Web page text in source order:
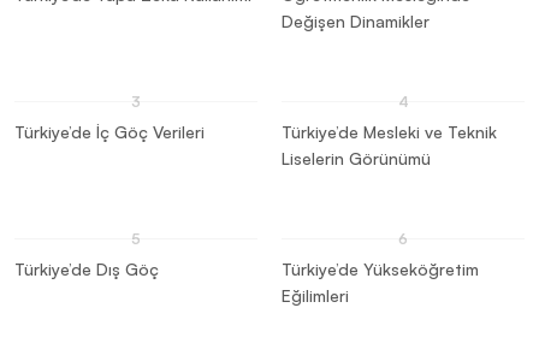
Değişen Dinamikler
Türkiye’de İç Göç Verileri
Türkiye’de Mesleki ve Teknik
Liselerin Görünümü
Türkiye’de Dış Göç
Türkiye’de Yükseköğretim
Eğilimleri